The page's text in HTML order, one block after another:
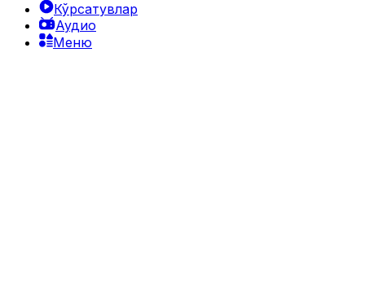
Кўрсатувлар
Аудио
Меню